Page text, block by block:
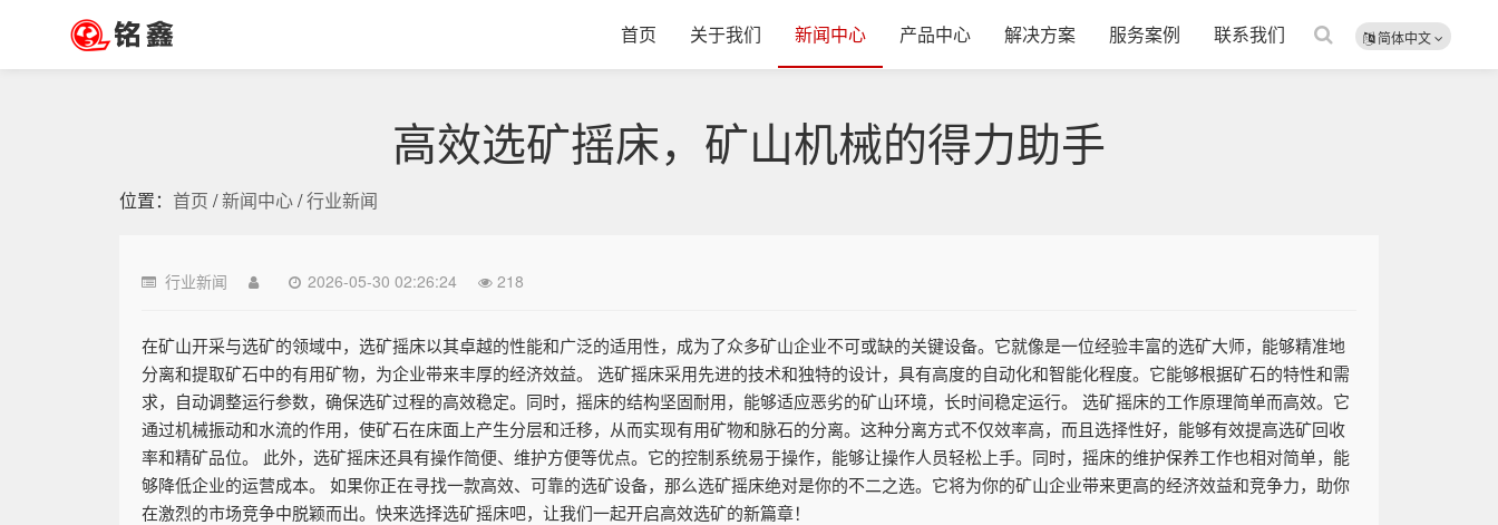
简体中文
首页 关于我们 新闻中心 产品中心 解决方案 服务案例 联系我们
高效选矿摇床，矿山机械的得力助手
位置： 首页 /新闻中心/行业新闻
行业新闻 2026-05-30 02:26:24 218
在矿山开采与选矿的领域中，选矿摇床以其卓越的性能和广泛的适用性，成为了众多矿山企业不可或缺的关键设备。它就像是一位经验丰富的选矿大师，能够精准地
分离和提取矿石中的有用矿物，为企业带来丰厚的经济效益。 选矿摇床采用先进的技术和独特的设计，具有高度的自动化和智能化程度。它能够根据矿石的特性和需
求，自动调整运行参数，确保选矿过程的高效稳定。同时，摇床的结构坚固耐用，能够适应恶劣的矿山环境，长时间稳定运行。 选矿摇床的工作原理简单而高效。它
通过机械振动和水流的作用，使矿石在床面上产生分层和迁移，从而实现有用矿物和脉石的分离。这种分离方式不仅效率高，而且选择性好，能够有效提高选矿回收
率和精矿品位。 此外，选矿摇床还具有操作简便、维护方便等优点。它的控制系统易于操作，能够让操作人员轻松上手。同时，摇床的维护保养工作也相对简单，能
够降低企业的运营成本。 如果你正在寻找一款高效、可靠的选矿设备，那么选矿摇床绝对是你的不二之选。它将为你的矿山企业带来更高的经济效益和竞争力，助你
在激烈的市场竞争中脱颖而出。快来选择选矿摇床吧，让我们一起开启高效选矿的新篇章！